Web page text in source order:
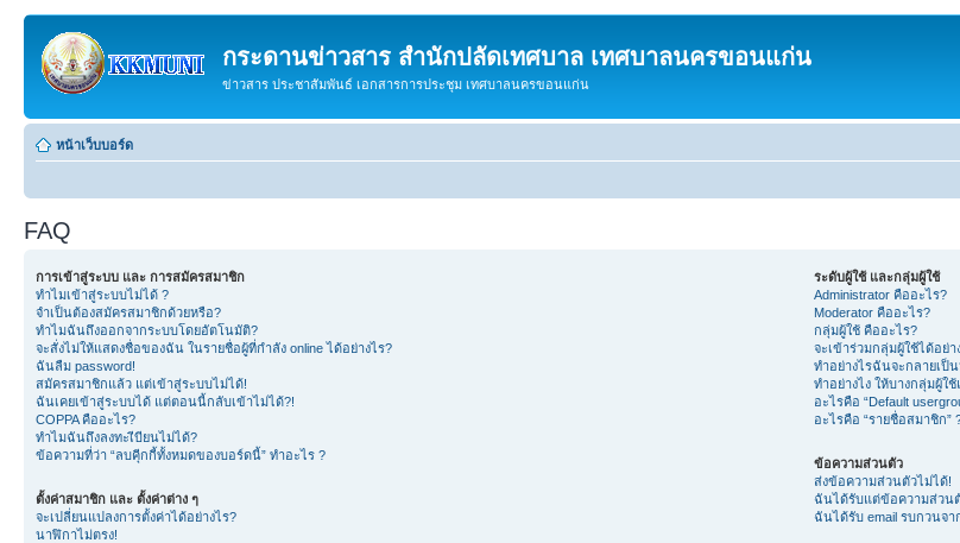
กระดานข่าวสาร สำนักปลัดเทศบาล เทศบาลนครขอนแก่น
ข่าวสาร ประชาสัมพันธ์ เอกสารการประชุม เทศบาลนครขอนแก่น
หน้าเว็บบอร์ด
FAQ
การเข้าสู่ระบบ และ การสมัครสมาชิก
ทำไมเข้าสู่ระบบไม่ได้ ?
จำเป็นต้องสมัครสมาชิกด้วยหรือ?
ทำไมฉันถึงออกจากระบบโดยอัตโนมัติ?
จะสั่งไม่ให้แสดงชื่อของฉัน ในรายชื่อผู้ที่กำลัง online ได้อย่างไร?
ฉันลืม password!
สมัครสมาชิกแล้ว แต่เข้าสู่ระบบไม่ได้!
ฉันเคยเข้าสู่ระบบได้ แต่ตอนนี้กลับเข้าไม่ได้?!
COPPA คืออะไร?
ทำไมฉันถึงลงทะเีบียนไม่ได้?
ข้อความที่ว่า “ลบคุีกกี้ทั้งหมดของบอร์ดนี้” ทำอะไร ?
ตั้งค่าสมาชิก และ ตั้งค่าต่าง ๆ
จะเปลี่ยนแปลงการตั้งค่าได้อย่างไร?
นาฬิกาไม่ตรง!
ระดับผู้ใช้ และกลุ่มผู้ใช้
Administrator คืออะไร?
Moderator คืออะไร?
กลุ่มผู้ใช้ คืออะไร?
จะเข้าร่วมกลุ่มผู้ใช้ได้อย่า
ทำอย่างไรฉันจะกลายเป็
ทำอย่างไง ให้บางกลุ่มผู้ใ
อะไรคือ “Default
อะไรคือ “รายชื่อสมาชิก”
ข้อความส่วนตัว
ส่งข้อความส่วนตัวไม่ได้!
ฉันได้รับแต่ข้อความส่วน
ฉันได้รับ email รบกวนจา